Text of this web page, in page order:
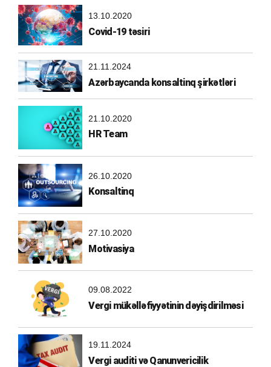
13.10.2020
Covid-19 təsiri
21.11.2024
Azərbaycanda konsaltinq şirkətləri
21.10.2020
HR Team
26.10.2020
Konsaltinq
27.10.2020
Motivasiya
09.08.2022
Vergi mükəlləfiyyətinin dəyişdirilməsi
19.11.2024
Vergi auditi və Qanunvericilik